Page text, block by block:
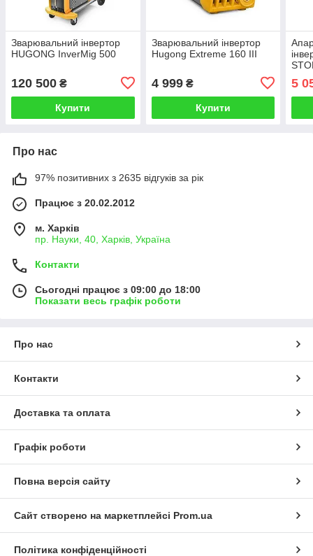
Зварювальний інвертор
HUGONG InverMig 500
120 500 ₴
Купити
Зварювальний інвертор
Hugong Extreme 160 III
4 999₴
Купити
5
Про нас
97% позитивних з 2635 відгуків за рік
Працює з 20.02.2012
м. Харків
пр. Науки, 40, Харків, Україна
Контакти
Сьогодні працює з 09:00 до 18:00
Показати весь графік роботи
Про нас
Контакти
Доставка та оплата
Графік роботи
Повна версія сайту
Сайт створено на маркетплейсі Prom.ua
Політика конфіденційності